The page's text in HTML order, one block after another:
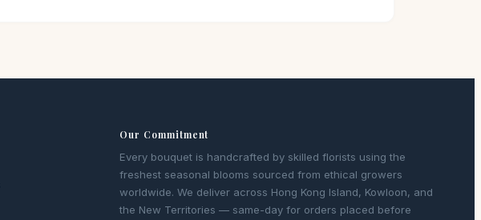
Our Commitment
Every bouquet is handcrafted by skilled florists using the
freshest seasonal blooms sourced from ethical growers
worldwide. We deliver across Hong Kong Island, Kowloon, and
the New Territories — same-day for orders placed before